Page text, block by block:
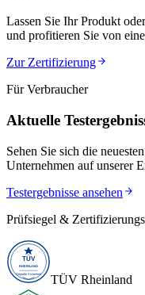
Lassen Sie Ihr Produkt
und profitieren Sie von
Zur Zertifizierung
Für Verbraucher
Aktuelle
Sehen Sie sich die
Unternehmen auf unserer
Testergebnisse ansehen
Prüfsiegel &
TÜV Rheinland